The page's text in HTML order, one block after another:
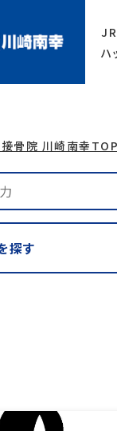
ハ
骨院 川崎南幸TOP
探す